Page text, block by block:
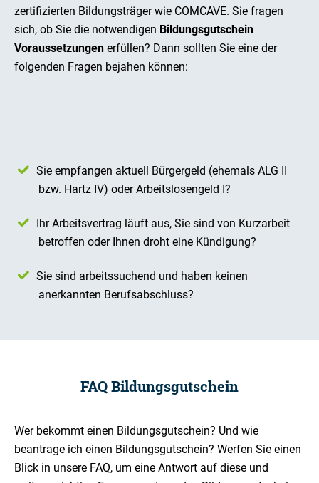
zertifizierten Bildungsträger wie COMCAVE. Sie fragen
sich, ob Sie die notwendigen Bildungsgutschein
Voraussetzungen erfüllen? Dann sollten Sie eine der
folgenden Fragen bejahen können:
Sie empfangen aktuell Bürgergeld (ehemals ALG II
bzw. Hartz IV) oder Arbeitslosengeld I?
Ihr Arbeitsvertrag läuft aus, Sie sind von Kurzarbeit
betroffen oder Ihnen droht eine Kündigung?
Sie sind arbeitssuchend und haben keinen
anerkannten Berufsabschluss?
FAQ Bildungsgutschein
Wer bekommt einen Bildungsgutschein? Und wie
beantrage ich einen Bildungsgutschein? Werfen Sie einen
Blick in unsere FAQ, um eine Antwort auf diese und